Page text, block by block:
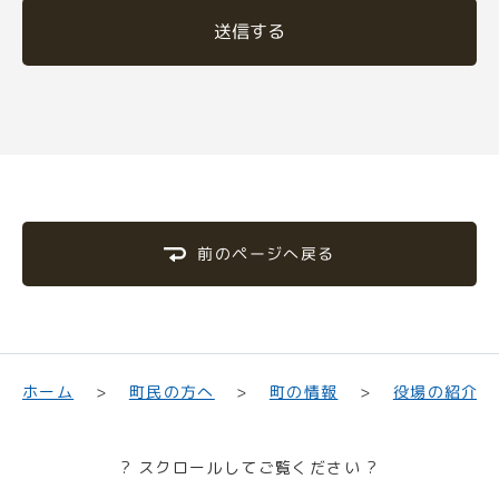
送信する
前のページへ戻る
ホーム 町民の方へ 町の情報 役場の紹介
? スクロールしてご覧ください ?